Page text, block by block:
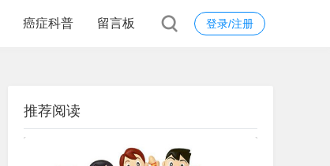
登录/注册
癌症科普 留言板
推荐阅读